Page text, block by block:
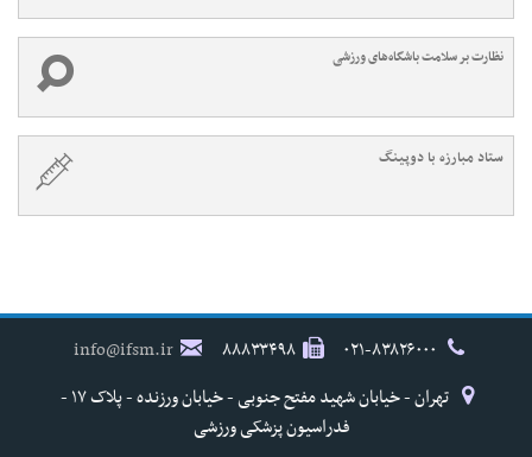
نظارت بر سلامت باشگاه‌های ورزشی
ستاد مبارزه با دوپینگ
۸۸۸۳۳۴۹۸
info@ifsm.ir
تهران - خیابان شهید مفتح جنوبی - خیابان ورزنده - پلاک ۱۷ -
فدراسیون پزشکی ورزشی